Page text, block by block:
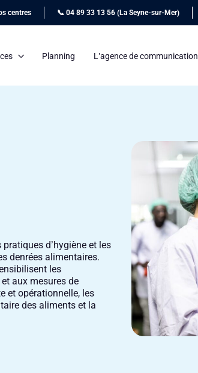
centres 📞 04 89 33 13 56 (La Seyne-sur-Mer)
Planning L’agence de communication
d’hygiène et les
denrées alimentaires.
les
aux mesures de
et opérationnelle, les
des aliments et la